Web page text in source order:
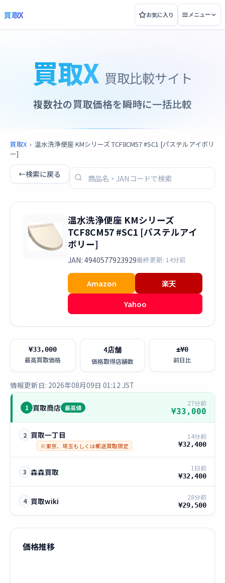
買取X お気に入り メニュー
買取X 買取比較サイト
複数社の買取価格を瞬時に一括比較
買取X › 温水洗浄便座 KMシリーズ TCF8CM57 #SC1 [パステルアイボリ
ー]
←検索に戻る
温水洗浄便座 KMシリーズ
TCF8CM57 #SC1 [パステルアイ
ボリー]
JAN: 4940577923929最終更新: 14分前
Amazon
楽天
Yahoo
¥33,000
最高買取価格
4店舗
価格取得店舗数
±¥0
前日比
情報更新日: 2026年08月09日 01:12 JST
1 買取商店 最高値
27分前
¥33,000
2 買取一丁目
※東京、埼玉もしくは郵送買取限定
14分前
¥32,400
3 森森買取 1日前
¥32,400
4 買取wiki 28分前
¥29,500
価格推移